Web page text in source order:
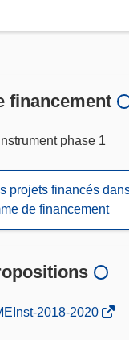
financement
phase 1
projets financés
de financement
2018-2020